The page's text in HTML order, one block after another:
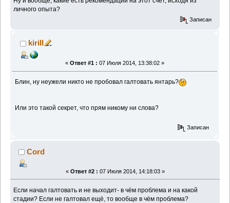
личного опыта?
Записан
kirill
« Ответ #1 : 07 Июля 2014, 13:38:02 »
Блин, ну неужели никто не пробовал галтовать янтарь?
Или это такой секрет, что прям никому ни слова?
Записан
Cord
« Ответ #2 : 07 Июля 2014, 14:18:03 »
Если начал галтовать и не выходит- в чём проблема и на какой
стадии? Если не галтовал ещё, то вообще в чём проблема?